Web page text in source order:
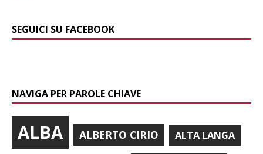
SEGUICI SU FACEBOOK
NAVIGA PER PAROLE CHIAVE
ALBA ALBERTO CIRIO ALTA LANGA